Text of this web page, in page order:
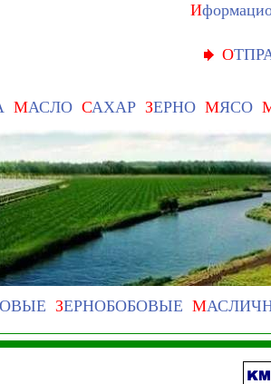
И
О
МАСЛО САХАР ЗЕРНО МЯСО
ЗЕРНОБОБОВЫЕ М